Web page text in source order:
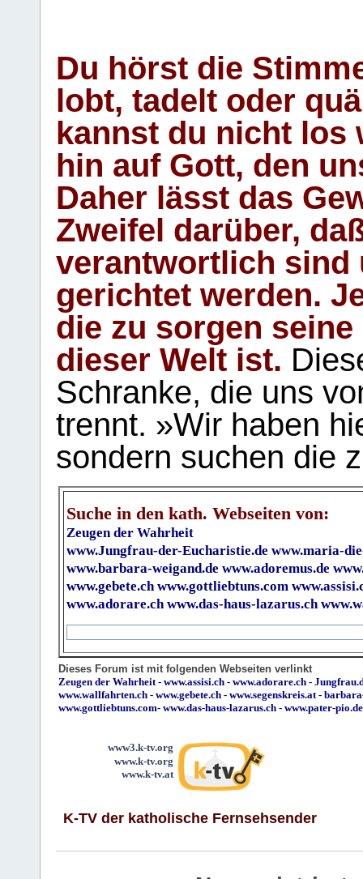
Du hörst die
lobt, tadelt oder
kannst du nicht los
hin auf Gott, den
Daher lässt das
Zweifel darüber,
verantwortlich sind
gerichtet werden.
die zu sorgen
dieser Welt ist.
Schranke, die uns
trennt. »Wir haben
sondern suchen die
Suche in den kath. Webseiten von:
Zeugen der Wahrheit
www.Jungfrau-der-Eucharistie.de www.maria-
www.barbara-weigand.de www.adoremus.de
www.gebete.ch www.gottliebtuns.com
www.adorare.ch www.das-haus-lazarus.ch
Dieses Forum ist mit folgenden Webseiten verlinkt
Zeugen der Wahrheit- www.assisi.ch - www.adorare.ch -
www.wallfahrten.ch - www.gebete.ch - www.segenskreis.at-
www.gottliebtuns.com- www.das-haus-lazarus.ch - www.pater-pio.de
www3.k-tv.org
www.k-tv.org
www.k-tv.at
K-TV der katholische Fernsehsender